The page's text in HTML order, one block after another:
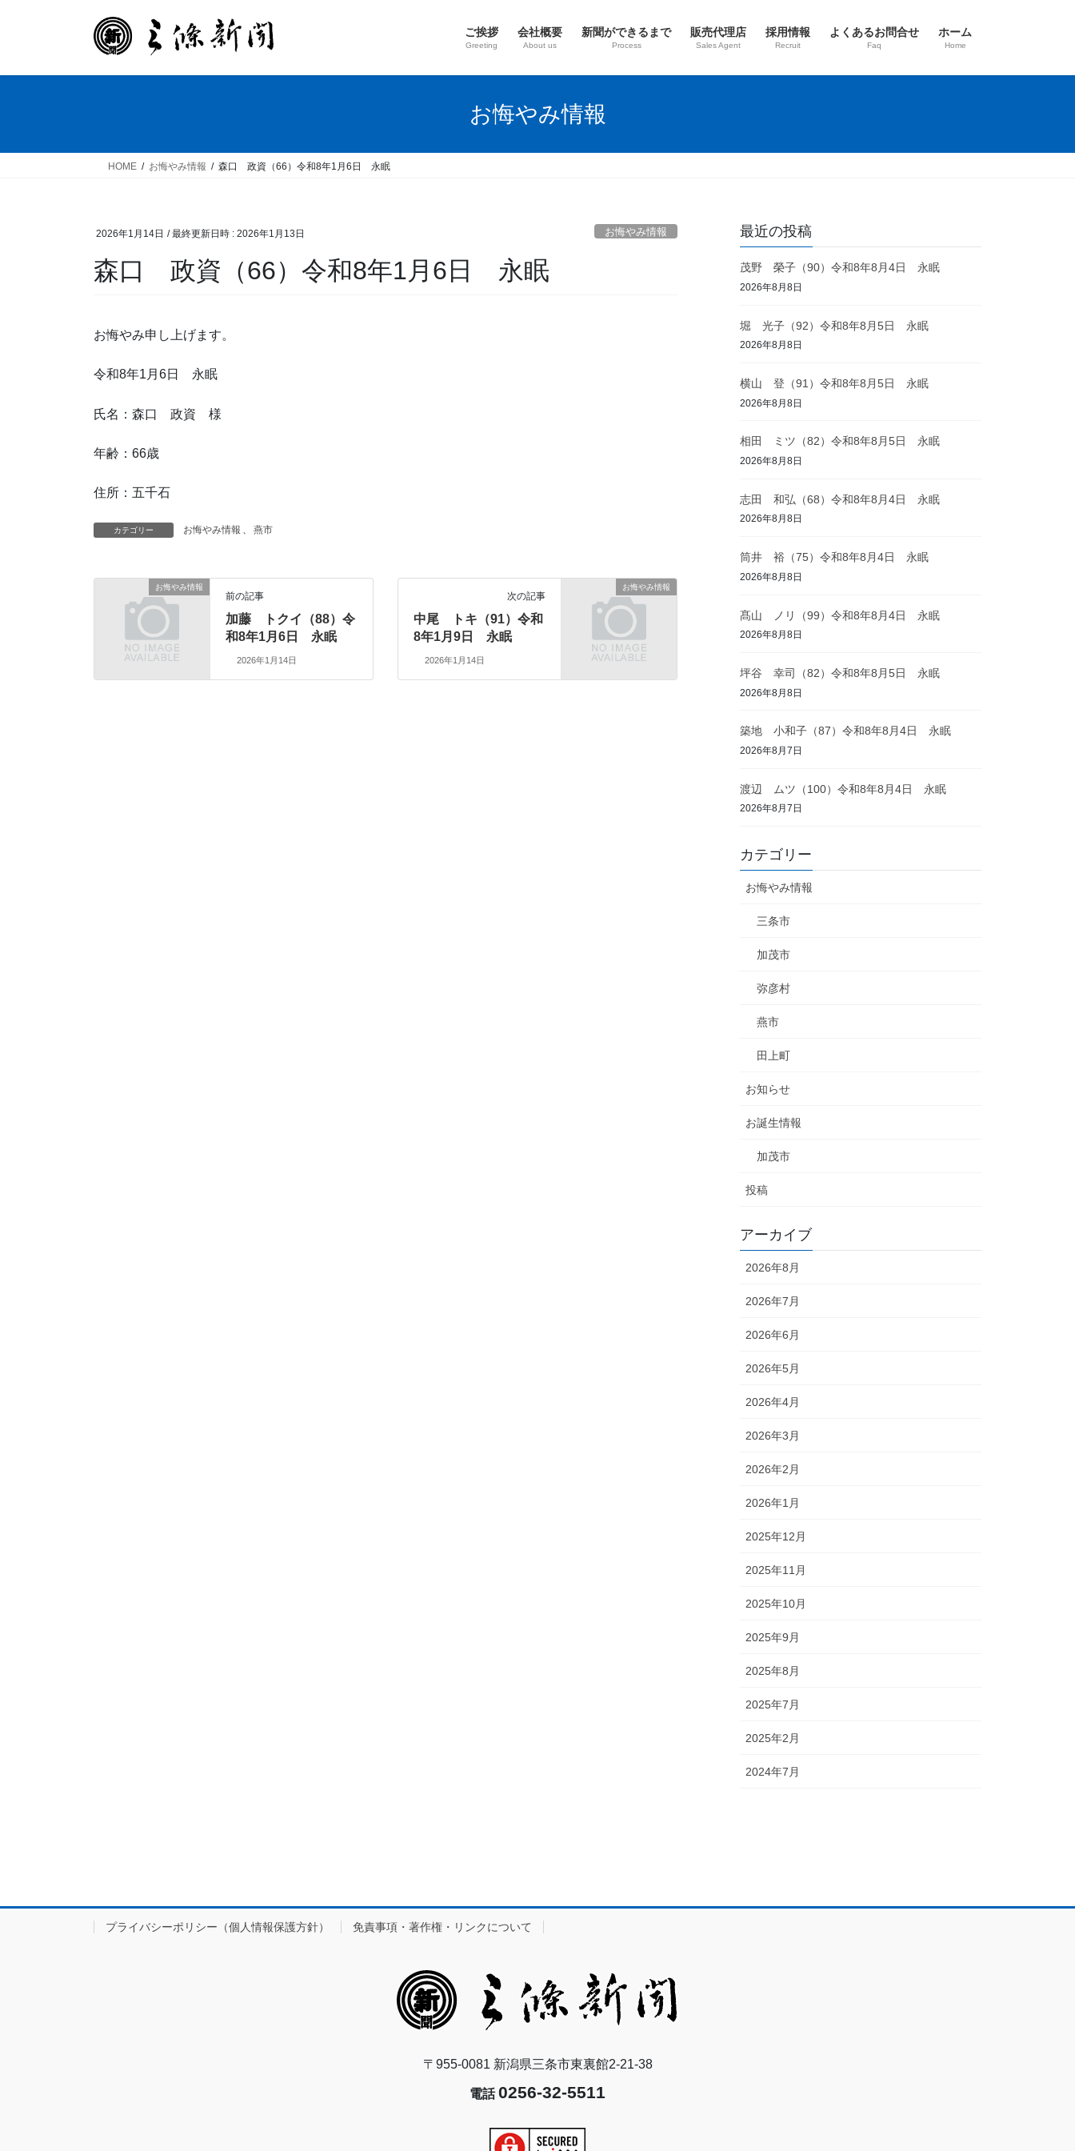
ご挨拶
Greeting
会社概要
About us
新聞ができるまで
Process
販売代理店
Sales Agent
採用情報
Recruit
よくあるお問合せ
Faq
ホーム
Home
お悔やみ情報
HOME お悔やみ情報 森口 政資（66）令和8年1月6日 永眠
2026年1月14日 / 最終更新日時 : 2026年1月13日 お悔やみ情報
森口 政資（66）令和8年1月6日 永眠
お悔やみ申し上げます。
令和8年1月6日 永眠
氏名：森口 政資 様
年齢：66歳
住所：五千石
カテゴリー お悔やみ情報 、 燕市
お悔やみ情報
前の記事
加藤 トクイ（88）令
和8年1月6日 永眠
2026年1月14日
お悔やみ情報
次の記事
中尾 トキ（91）令和
8年1月9日 永眠
2026年1月14日
最近の投稿
茂野 榮子（90）令和8年8月4日 永眠
2026年8月8日
堀 光子（92）令和8年8月5日 永眠
2026年8月8日
横山 登（91）令和8年8月5日 永眠
2026年8月8日
相田 ミツ（82）令和8年8月5日 永眠
2026年8月8日
志田 和弘（68）令和8年8月4日 永眠
2026年8月8日
筒井 裕（75）令和8年8月4日 永眠
2026年8月8日
髙山 ノリ（99）令和8年8月4日 永眠
2026年8月8日
坪谷 幸司（82）令和8年8月5日 永眠
2026年8月8日
築地 小和子（87）令和8年8月4日 永眠
2026年8月7日
渡辺 ムツ（100）令和8年8月4日 永眠
2026年8月7日
カテゴリー
お悔やみ情報
三条市
加茂市
弥彦村
燕市
田上町
お知らせ
お誕生情報
加茂市
投稿
アーカイブ
2026年8月
2026年7月
2026年6月
2026年5月
2026年4月
2026年3月
2026年2月
2026年1月
2025年12月
2025年11月
2025年10月
2025年9月
2025年8月
2025年7月
2025年2月
2024年7月
プライバシーポリシー（個人情報保護方針） 免責事項・著作権・リンクについて
〒955-0081 新潟県三条市東裏館2-21-38
電話0256-32-5511